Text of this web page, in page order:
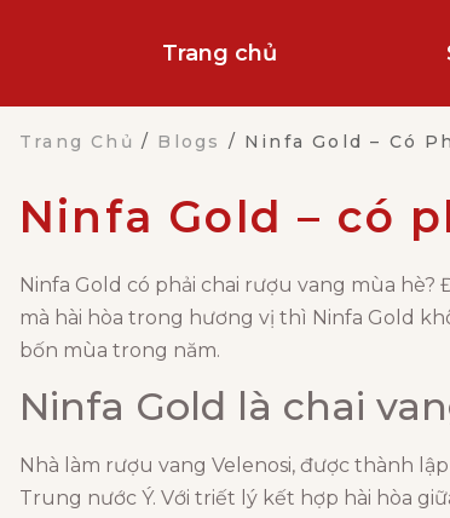
Trang chủ
Trang Chủ / Blogs / Ninfa Gold – Có
Ninfa Gold – có
Ninfa Gold có phải chai rượu vang mùa
mà hài hòa trong hương vị thì Ninfa Gold
bốn mùa trong năm.
Ninfa Gold là chai
Nhà làm rượu vang Velenosi, được thành
Trung nước Ý. Với triết lý kết hợp hài hòa